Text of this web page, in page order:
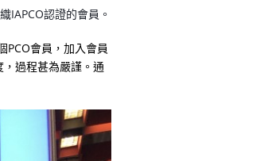
IAPCO認證的會員。
PCO會員，加入會員
過程甚為嚴謹。通